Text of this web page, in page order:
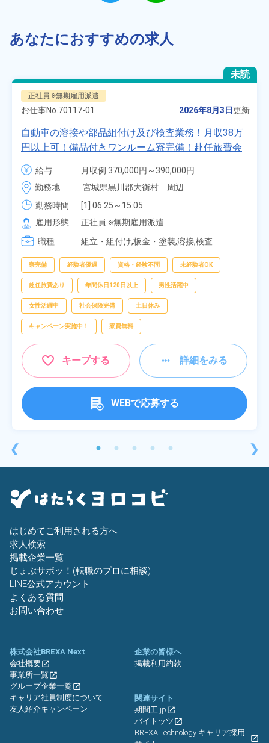
あなたにおすすめの求人
❮
未読
正社員 ※無期雇用派遣
お仕事No. 70117-01 2026年8月3日更新
自動車の溶接や部品組付け及び検査業務！月収38万
円以上可！備品付きワンルーム寮完備！赴任旅費会
社負担★人気の土日休み！昇給＆業績賞与あり！
車・バイク通勤可！無料駐車場あり！カップルでの
応募OK★《宮城県大衡村》
給与
月収例 370,000円～390,000円
時給 1,700円～1,700円
勤務地
宮城県黒川郡大衡村　周辺
勤務時間
[1] 06:25～15:05
[2] 16:00～00:40
[3] 16:30～01:10
[4] 08:00～16:40
雇用形態
正社員 ※無期雇用派遣
職種
組立・組付け,板金・塗装,溶接,検査
寮完備 経験者優遇 資格・経験不問 未経験者OK
赴任旅費あり 年間休日120日以上 男性活躍中
女性活躍中 社会保険完備 土日休み
キャンペーン実施中！ 寮費無料
キープする 詳細をみる
WEBで応募する
❯
はじめてご利用される方へ
求人検索
掲載企業一覧
じょぶサポッ！(転職のプロに相談)
LINE公式アカウント
よくある質問
お問い合わせ
株式会社BREXA Next
会社概要
事業所一覧
グループ企業一覧
キャリア社員制度について
友人紹介キャンペーン
企業の皆様へ
掲載利用約款
関連サイト
期間工.jp
バイトッツ
BREXA Technology キャリア採用